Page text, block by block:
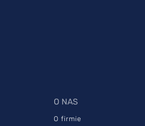
O NAS
O firmie